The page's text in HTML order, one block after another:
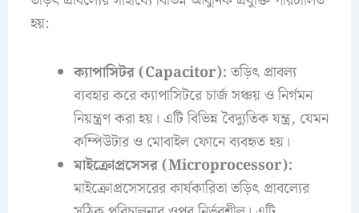
হয়:
ক্যাপাসিটর (Capacitor): তড়িৎ প্রাবল্য
ব্যবহার করে ক্যাপাসিটরে চার্জ সঞ্চয় ও নির্গমন
নিয়ন্ত্রণ করা হয়। এটি বিভিন্ন বৈদ্যুতিক যন্ত্র, যেমন
কম্পিউটার ও মোবাইল ফোনে ব্যবহৃত হয়।
মাইক্রোপ্রসেসর (Microprocessor):
মাইক্রোপ্রসেসরের কার্যকারিতা তড়িৎ প্রাবল্যের